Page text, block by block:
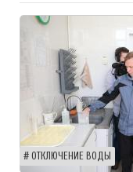
ОТКЛЮЧЕНИЕ ВОДЫ